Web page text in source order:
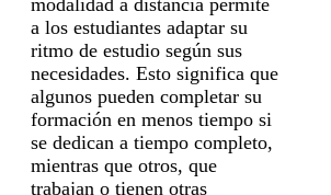
modalidad a distancia permite
a los estudiantes adaptar su
ritmo de estudio según sus
necesidades. Esto significa que
algunos pueden completar su
formación en menos tiempo si
se dedican a tiempo completo,
mientras que otros, que
trabajan o tienen otras